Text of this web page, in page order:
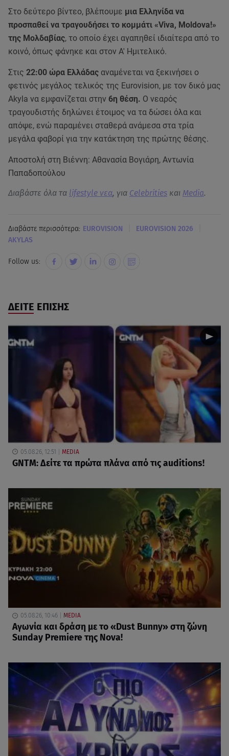
Στο δεύτερο βίντεο, βλέπουμε μια Ελληνίδα να
προσπαθεί να τραγουδήσει το κομμάτι «Viva, Moldova!»
της Μολδαβίας, το οποίο έχει αγαπηθεί ιδιαίτερα από το
κοινό, όπως φάνηκε και στον Α' Ημιτελικό.
Στις 22:00 ώρα Ελλάδας αναμένεται να ξεκινήσει ο
φετινός μεγάλος τελικός της Eurovision, με τον δικό μας
Akyla να εμφανίζεται στην 6η θέση. Ο νεαρός
τραγουδιστής δηλώνει έτοιμος να τα δώσει όλα και
απόψε, ενώ παραμένει σταθερά ανάμεσα στα τρία
μεγάλα φαβορί για την κατάκτηση της πρώτης θέσης.
Αποστολή στη Βιέννη: Αθανασία Βογιάρη, Αντωνία
Παπαδοπούλου
Διαβάστε όλα τα lifestyle νεα, για Celebrities και Media.
Διαβάστε περισσότερα: EUROVISION EUROVISION 2026
AKYLAS
Follow us:
ΔΕΙΤΕ ΕΠΙΣΗΣ
05.08.26, 12:51 MEDIA
GNTM: Δείτε τα πρώτα πλάνα από τις auditions!
05.08.26, 10:46 MEDIA
Αγωνία και δράση με το «Dust Bunny» στη ζώνη
Sunday Premiere της Nova!